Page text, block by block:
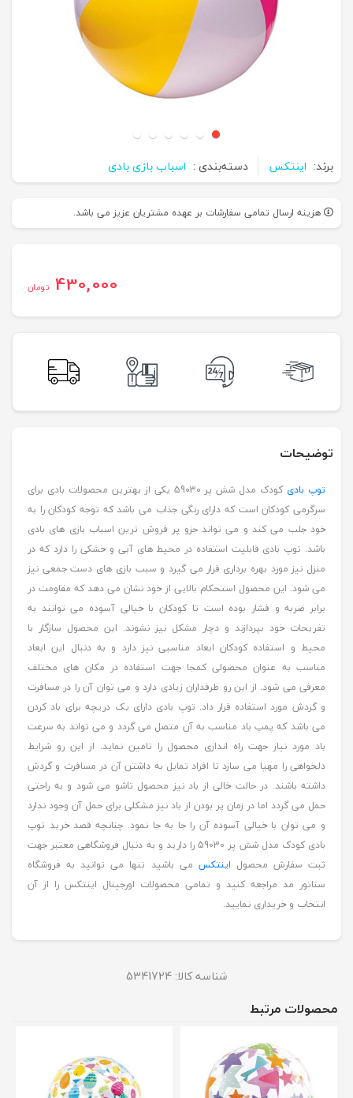
برند: اینتکس دسته‌بندی : اسباب بازی بادی
هزینه ارسال تمامی سفارشات بر عهده مشتریان عزیز می باشد.
430,000 تومان
توضیحات
توپ بادی
کودک مدل شش پر 59030 یکی از بهترین محصولات بادی برای
سرگرمی کودکان است که دارای رنگی جذاب می باشد که توجه کودکان را به
خود جلب می کند و می تواند جزو پر فروش ترین اسباب بازی های بادی
باشد. توپ بادی قابلیت استفاده در محیط های آبی و خشکی را دارد که در
منزل نیز مورد بهره برداری قرار می گیرد و سبب بازی های دست جمعی نیز
می شود. این محصول استحکام بالایی از خود نشان می دهد که مقاومت در
برابر ضربه و فشار بوده است تا کودکان با خیالی آسوده می توانند به
تفریحات خود بپردازند و دچار مشکل نیز نشوند. این محصول سازگار با
محیط و استفاده کودکان ابعاد مناسبی نیز دارد و به دنبال این ابعاد
مناسب به عنوان محصولی کمجا جهت استفاده در مکان های مختلف
معرفی می شود. از این رو طرفداران زیادی دارد و می توان آن را در مسافرت
و گردش مورد استفاده قرار داد. توپ بادی دارای یک دریچه برای باد کردن
می باشد که پمپ باد مناسب به آن متصل می گردد و می تواند به سرعت
باد مورد نیاز جهت راه اندازی محصول را تامین نماید. از این رو شرایط
دلخواهی را مهیا می سازد تا افراد تمایل به داشتن آن در مسافرت و گردش
داشته باشند. در حالت خالی از باد نیز محصول تاشو می شود و به راحتی
حمل می گردد اما در زمان پر بودن از باد نیز مشکلی برای حمل آن وجود ندارد
و می توان با خیالی آسوده آن را جا به جا نمود. چنانچه قصد خرید توپ
بادی کودک مدل شش پر 59030 را دارید و به دنبال فروشگاهی معتبر جهت
ثبت سفارش محصول اینتکس می باشید تنها می توانید به فروشگاه
سناتور مد مراجعه کنید و تمامی محصولات اورجینال اینتکس را از آن
انتخاب و خریداری نمایید.
شناسه کالا: 5341724
محصولات مرتبط